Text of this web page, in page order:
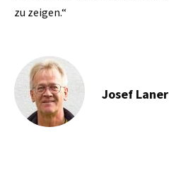
zu zeigen.“
Josef Laner